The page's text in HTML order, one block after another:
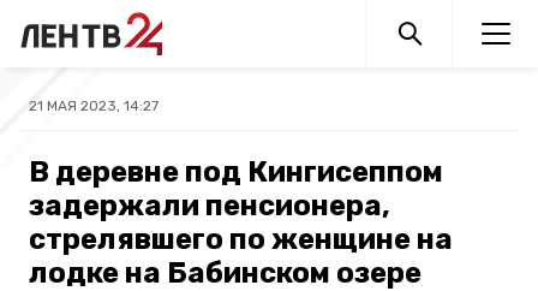
21 МАЯ 2023, 14:27
В деревне под Кингисеппом
задержали пенсионера,
стрелявшего по женщине на
лодке на Бабинском озере